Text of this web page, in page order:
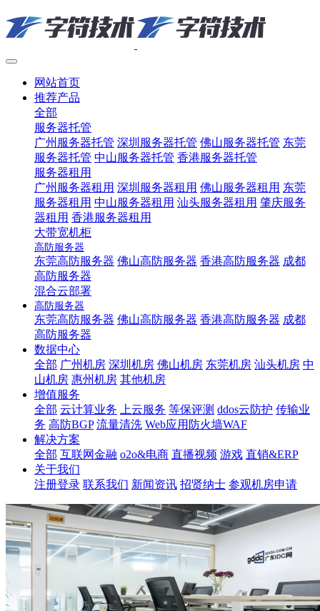
网站首页
推荐产品
全部
服务器托管
广州服务器托管 深圳服务器托管 佛山服务器托管 东莞
服务器托管 中山服务器托管 香港服务器托管
服务器租用
广州服务器租用 深圳服务器租用 佛山服务器租用 东莞
服务器租用 中山服务器租用 汕头服务器租用 肇庆服务
器租用 香港服务器租用
大带宽机柜
高防服务器
东莞高防服务器 佛山高防服务器 香港高防服务器 成都
高防服务器
混合云部署
高防服务器
东莞高防服务器 佛山高防服务器 香港高防服务器 成都
高防服务器
数据中心
全部 广州机房 深圳机房 佛山机房 东莞机房 汕头机房 中
山机房 惠州机房 其他机房
增值服务
全部 云计算业务 上云服务 等保评测 ddos云防护 传输业
务 高防BGP 流量清洗 Web应用防火墙WAF
解决方案
全部 互联网金融 o2o&电商 直播视频 游戏 直销&ERP
关于我们
注册登录 联系我们 新闻资讯 招贤纳士 参观机房申请